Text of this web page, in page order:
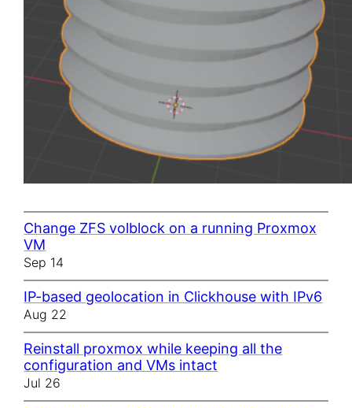
Change ZFS volblock on a running Proxmox
VM
Sep 14
IP-based geolocation in Clickhouse with IPv6
Aug 22
Reinstall proxmox while keeping all the
configuration and VMs intact
Jul 26